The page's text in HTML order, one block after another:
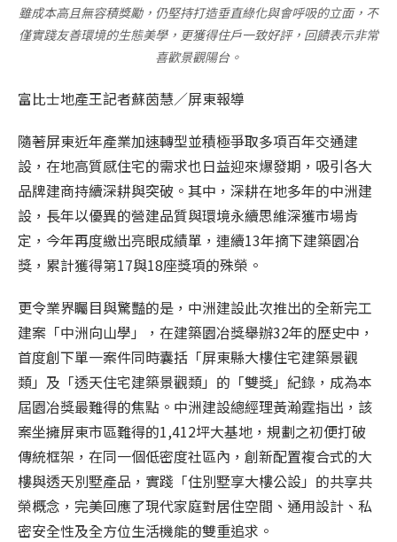
雖成本高且無容積獎勵，仍堅持打造垂直綠化與會呼吸的立面，不
僅實踐友善環境的生態美學，更獲得住戶一致好評，回饋表示非常
喜歡景觀陽台。
富比士地產王記者蘇茵慧／屏東報導
隨著屏東近年產業加速轉型並積極爭取多項百年交通建
設，在地高質感住宅的需求也日益迎來爆發期，吸引各大
品牌建商持續深耕與突破。其中，深耕在地多年的中洲建
設，長年以優異的營建品質與環境永續思維深獲市場肯
定，今年再度繳出亮眼成績單，連續13年摘下建築園冶
獎，累計獲得第17與18座獎項的殊榮。
更令業界矚目與驚豔的是，中洲建設此次推出的全新完工
建案「中洲向山學」，在建築園冶獎舉辦32年的歷史中，
首度創下單一案件同時囊括「屏東縣大樓住宅建築景觀
類」及「透天住宅建築景觀類」的「雙獎」紀錄，成為本
屆園冶獎最難得的焦點。中洲建設總經理黃瀚霆指出，該
案坐擁屏東市區難得的1,412坪大基地，規劃之初便打破
傳統框架，在同一個低密度社區內，創新配置複合式的大
樓與透天別墅產品，實踐「住別墅享大樓公設」的共享共
榮概念，完美回應了現代家庭對居住空間、通用設計、私
密安全性及全方位生活機能的雙重追求。